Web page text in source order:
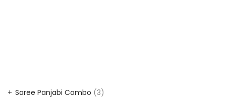
Saree Panjabi Combo 3